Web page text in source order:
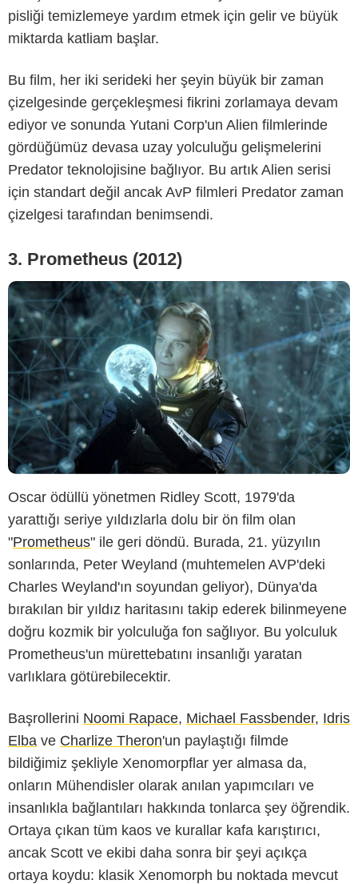
pisliği temizlemeye yardım etmek için gelir ve büyük
miktarda katliam başlar.
Bu film, her iki serideki her şeyin büyük bir zaman
çizelgesinde gerçekleşmesi fikrini zorlamaya devam
ediyor ve sonunda Yutani Corp'un Alien filmlerinde
gördüğümüz devasa uzay yolculuğu gelişmelerini
Predator teknolojisine bağlıyor. Bu artık Alien serisi
için standart değil ancak AvP filmleri Predator zaman
çizelgesi tarafından benimsendi.
3. Prometheus (2012)
Oscar ödüllü yönetmen Ridley Scott, 1979'da
yarattığı seriye yıldızlarla dolu bir ön film olan
"Prometheus" ile geri döndü. Burada, 21. yüzyılın
sonlarında, Peter Weyland (muhtemelen AVP'deki
Charles Weyland'ın soyundan geliyor), Dünya'da
bırakılan bir yıldız haritasını takip ederek bilinmeyene
doğru kozmik bir yolculuğa fon sağlıyor. Bu yolculuk
Prometheus'un mürettebatını insanlığı yaratan
varlıklara götürebilecektir.
Başrollerini Noomi Rapace, Michael Fassbender, Idris
Elba ve Charlize Theron'un paylaştığı filmde
bildiğimiz şekliyle Xenomorpflar yer almasa da,
onların Mühendisler olarak anılan yapımcıları ve
insanlıkla bağlantıları hakkında tonlarca şey öğrendik.
Ortaya çıkan tüm kaos ve kurallar kafa karıştırıcı,
ancak Scott ve ekibi daha sonra bir şeyi açıkça
ortaya koydu: klasik Xenomorph bu noktada mevcut